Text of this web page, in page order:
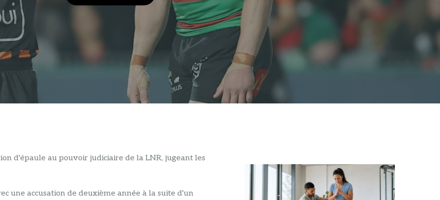
d'épaule au pouvoir judiciaire de la LNR, jugeant les
une accusation de deuxième année à la suite d'un